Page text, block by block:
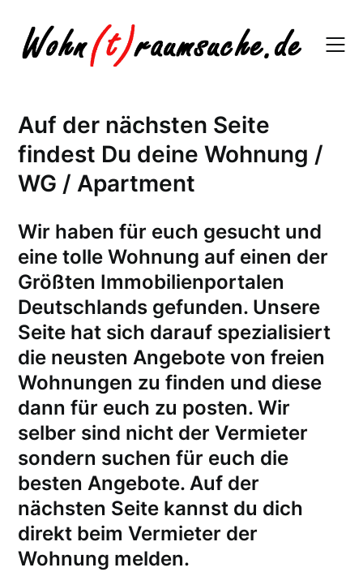
content
Auf der nächsten Seite
findest Du deine Wohnung /
WG / Apartment
Wir haben für euch gesucht und
eine tolle Wohnung auf einen der
Größten Immobilienportalen
Deutschlands gefunden. Unsere
Seite hat sich darauf spezialisiert
die neusten Angebote von freien
Wohnungen zu finden und diese
dann für euch zu posten. Wir
selber sind nicht der Vermieter
sondern suchen für euch die
besten Angebote. Auf der
nächsten Seite kannst du dich
direkt beim Vermieter der
Wohnung melden.